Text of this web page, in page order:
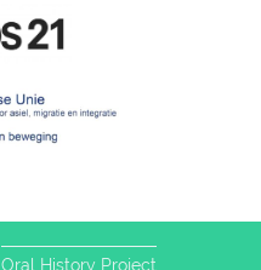
Oral History Project